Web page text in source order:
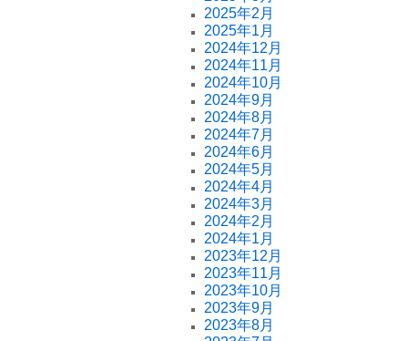
2025年2月
2025年1月
2024年12月
2024年11月
2024年10月
2024年9月
2024年8月
2024年7月
2024年6月
2024年5月
2024年4月
2024年3月
2024年2月
2024年1月
2023年12月
2023年11月
2023年10月
2023年9月
2023年8月